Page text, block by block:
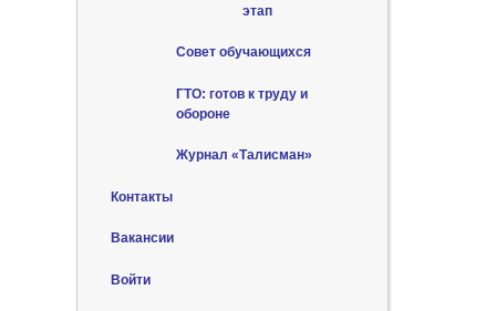
этап
Совет обучающихся
ГТО: готов к труду и
обороне
Журнал «Талисман»
Контакты
Вакансии
Войти